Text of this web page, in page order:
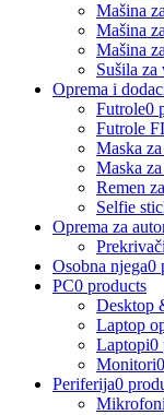
Mašina
Mašina
Mašina
Sušila za
Oprema i
Futrole0
Futrole
Maska
Maska
Remen
Selfie
Oprema za
Osobna njega0
PC0 products
Desktop
Laptop
Laptopi0
Monitori
Periferija0